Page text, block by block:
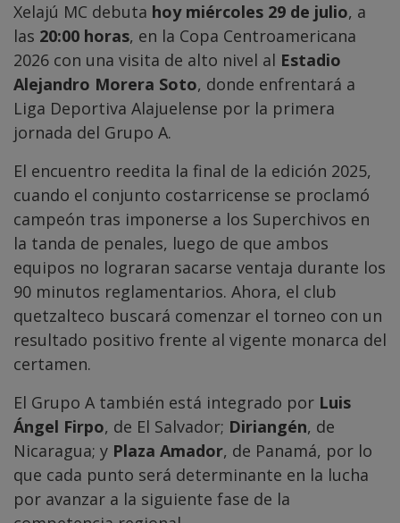
Xelajú MC debuta hoy miércoles 29 de julio, a
las 20:00 horas, en la Copa Centroamericana
2026 con una visita de alto nivel al Estadio
Alejandro Morera Soto, donde enfrentará a
Liga Deportiva Alajuelense por la primera
jornada del Grupo A.
El encuentro reedita la final de la edición 2025,
cuando el conjunto costarricense se proclamó
campeón tras imponerse a los Superchivos en
la tanda de penales, luego de que ambos
equipos no lograran sacarse ventaja durante los
90 minutos reglamentarios. Ahora, el club
quetzalteco buscará comenzar el torneo con un
resultado positivo frente al vigente monarca del
certamen.
El Grupo A también está integrado por Luis
Ángel Firpo, de El Salvador; Diriangén, de
Nicaragua; y Plaza Amador, de Panamá, por lo
que cada punto será determinante en la lucha
por avanzar a la siguiente fase de la